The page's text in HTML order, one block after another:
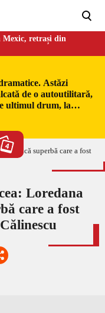
Mexic, retrași din
Astăzi
de o autoutilitară,
ultimul drum, la
4
Loredana
care a fost